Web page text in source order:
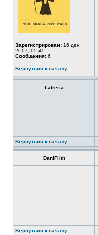
Зарегистрирован: 16 дек
2007, 05:45
Сообщения: 6
Вернуться к началу
Lafresa
Вернуться к началу
DaniFilth
Вернуться к началу